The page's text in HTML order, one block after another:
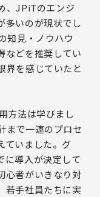
、JPiTのエンジ
多いのが現状でし
知見・ノウハウ
などを推奨してい
界を感じていたと
方法は学びまし
まで一連のプロセ
ていました。グ
に導入が決定して
心者がいきなり対
若手社員たちに実